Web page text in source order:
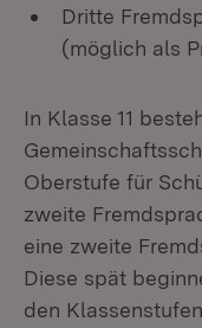
Dritte
(möglich als
In Klasse 11
Oberstufe für
zweite
eine zweite
Diese spät
den